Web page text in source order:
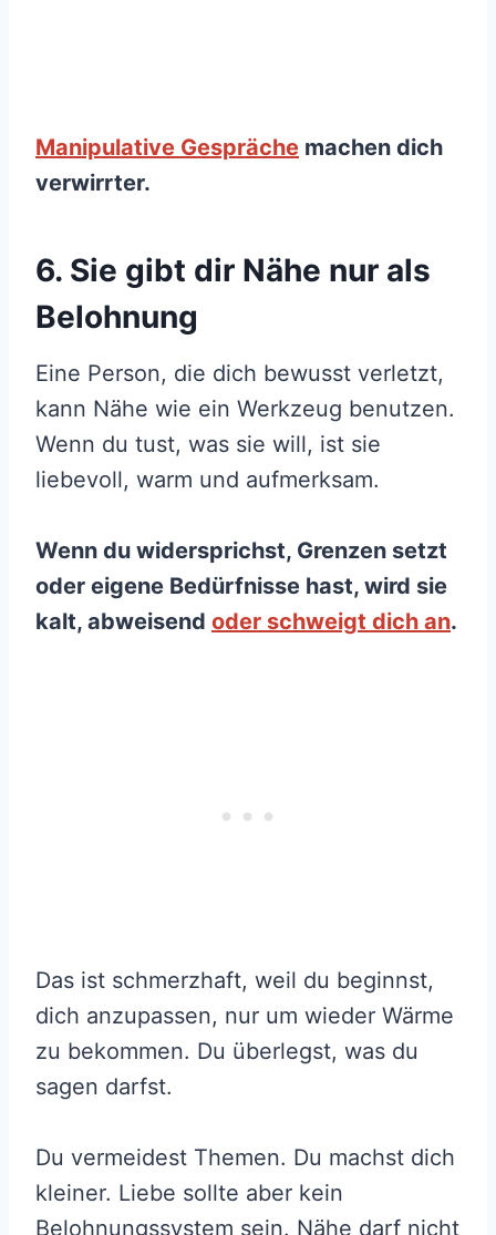
Manipulative Gespräche machen dich
verwirrter.
6. Sie gibt dir Nähe nur als
Belohnung
Eine Person, die dich bewusst verletzt,
kann Nähe wie ein Werkzeug benutzen.
Wenn du tust, was sie will, ist sie
liebevoll, warm und aufmerksam.
Wenn du widersprichst, Grenzen setzt
oder eigene Bedürfnisse hast, wird sie
kalt, abweisend oder schweigt dich an.
Das ist schmerzhaft, weil du beginnst,
dich anzupassen, nur um wieder Wärme
zu bekommen. Du überlegst, was du
sagen darfst.
Du vermeidest Themen. Du machst dich
kleiner. Liebe sollte aber kein
Belohnungssystem sein. Nähe darf nicht